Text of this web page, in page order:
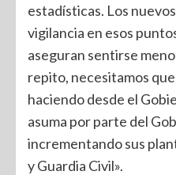
estadísticas. Los
vigilancia en esos
aseguran sentirse
repito, necesitamos
haciendo desde el
asuma por parte del
incrementando sus
y Guardia Civil».